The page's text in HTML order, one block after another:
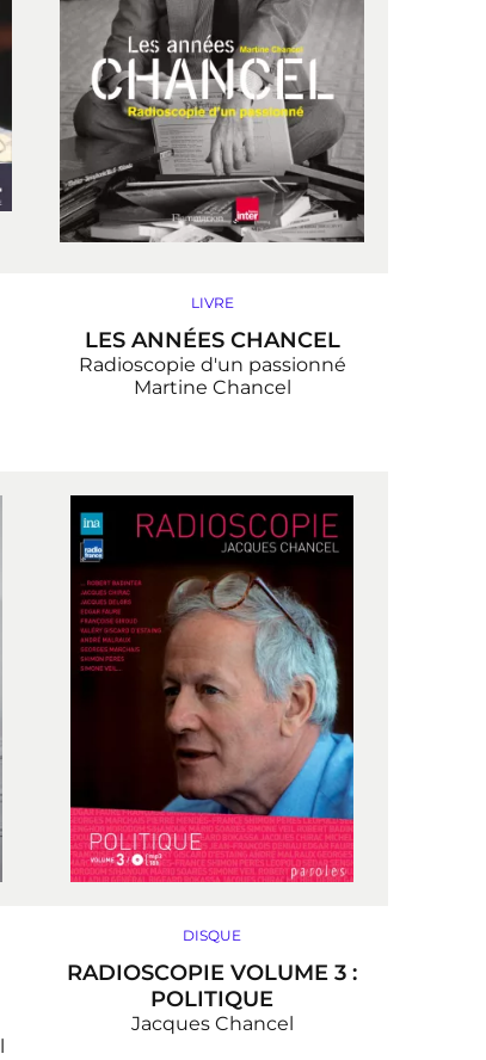
LIVRE
LES ANNÉES CHANCEL
Radioscopie d'un passionné
Martine Chancel
DISQUE
RADIOSCOPIE VOLUME 3 :
POLITIQUE
Jacques Chancel